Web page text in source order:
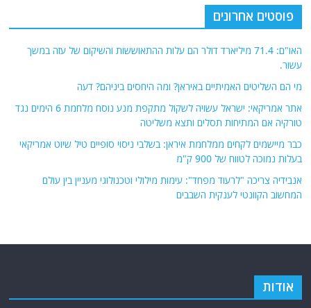
פוסטים אחרונים
האו"ם: 71.4 מיליארד דולר הם עלות ההתאוששות והשיקום של עזה במשך
עשור.
מי הם השליטים האמיתיים באיראן? ומה היחסים ביניהם? דעה
אתר אמריקאי: ישראל עשויה לשקול מתקפת מנע נוסח מלחמת 6 הימים נגד
טורקיה אם המתיחות תסלים ותצא משליטה
כבר מיישמים לקחים ממלחמת איראן: בשלבי ניסוי סופיים טיל שיוט אמריקאי
בעלות נמוכה לטווח של 900 ק"מ
אנבידיה צריכה "לרעוד מפחד": עימות מילולי וטכנולוגי מעניין בין עולם
המחשוב הקוונטי לענקית השבבים
אודות